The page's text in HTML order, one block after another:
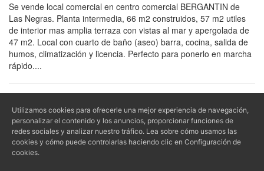
Se vende local comercial en centro comercial BERGANTIN de
Las Negras. Planta intermedia, 66 m2 construidos, 57 m2 utiles
de interior mas amplia terraza con vistas al mar y apergolada de
47 m2. Local con cuarto de baño (aseo) barra, cocina, salida de
humos, climatización y licencia. Perfecto para ponerlo en marcha
rápido....
Empresa
Contacto
Quiénes somos
Propietarios
Información
Aviso Legal - LSSI - LOPD
Política de privacidad
Política de cookies
Utilizamos cookies para ofrecerle una mejor experiencia de navegación,
personalizar el contenido y los anuncios, proporcionar funciones de
redes sociales y analizar nuestro tráfico. Lea sobre cómo usamos las
cookies y cómo puede controlarlas haciendo clic en Configuración de
cookies.